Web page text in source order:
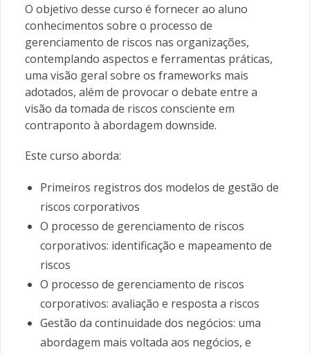
O objetivo desse curso é fornecer ao aluno
conhecimentos sobre o processo de
gerenciamento de riscos nas organizações,
contemplando aspectos e ferramentas práticas,
uma visão geral sobre os frameworks mais
adotados, além de provocar o debate entre a
visão da tomada de riscos consciente em
contraponto à abordagem downside.
Este curso aborda:
Primeiros registros dos modelos de gestão de
riscos corporativos
O processo de gerenciamento de riscos
corporativos: identificação e mapeamento de
riscos
O processo de gerenciamento de riscos
corporativos: avaliação e resposta a riscos
Gestão da continuidade dos negócios: uma
abordagem mais voltada aos negócios, e